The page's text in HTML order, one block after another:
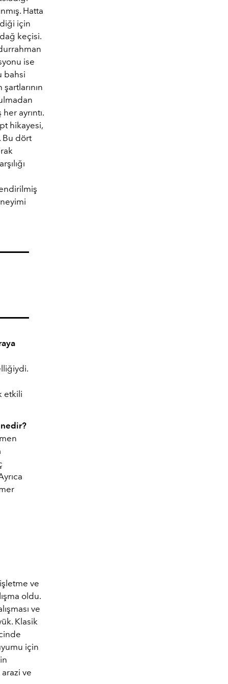
Hatta
için
keçisi.
ise
bahsi
ayrıntı.
hikayesi,
Bu dört
etkili
nedir?
ve
oldu.
ve
Klasik
için
ve